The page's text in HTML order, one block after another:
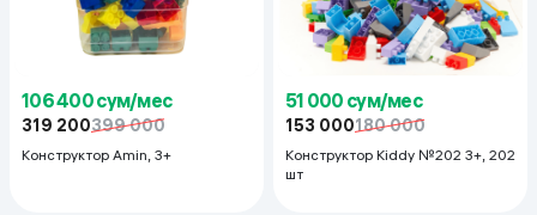
106 400 сум/мес
319 200399 000
Конструктор Amin, 3+
51 000 сум/мес
153 000180 000
Конструктор Kiddy №202 3+, 202
шт